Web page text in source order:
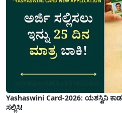
Yashaswini Card-2026: ಯಶಸ್ವಿನಿ
ಸಲ್ಲಿಸಿ!